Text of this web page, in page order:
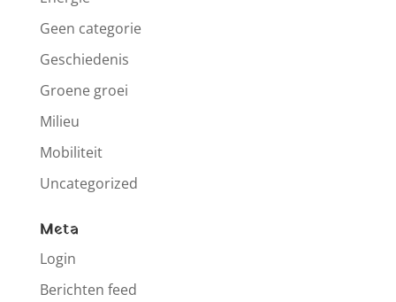
Geen categorie
Geschiedenis
Groene groei
Milieu
Mobiliteit
Uncategorized
Meta
Login
Berichten feed